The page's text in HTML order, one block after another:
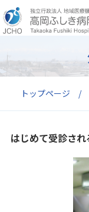
トップページ
はじめて受診され